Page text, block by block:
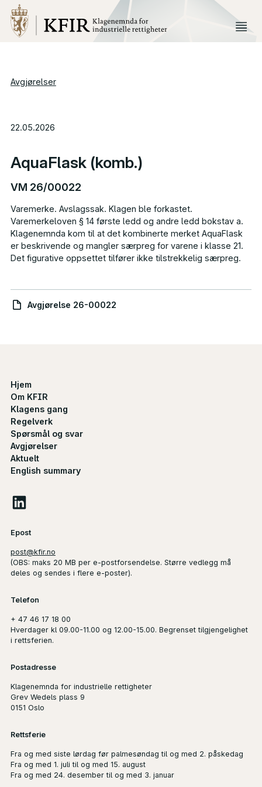
Avgjørelser
22.05.2026
AquaFlask (komb.)
VM 26/00022
Varemerke. Avslagssak. Klagen ble forkastet.
Varemerkeloven § 14 første ledd og andre ledd bokstav a.
Klagenemnda kom til at det kombinerte merket AquaFlask
er beskrivende og mangler særpreg for varene i klasse 21.
Det figurative oppsettet tilfører ikke tilstrekkelig særpreg.
Avgjørelse 26-00022
Hjem
Om KFIR
Klagens gang
Regelverk
Spørsmål og svar
Avgjørelser
Aktuelt
English summary
Epost
post@kfir.no
(OBS: maks 20 MB per e-postforsendelse. Større vedlegg må
deles og sendes i flere e-poster).
Telefon
+ 47 46 17 18 00
Hverdager kl 09.00-11.00 og 12.00-15.00. Begrenset tilgjengelighet
i rettsferien.
Postadresse
Klagenemnda for industrielle rettigheter
Grev Wedels plass 9
0151 Oslo
Rettsferie
Fra og med siste lørdag før palmesøndag til og med 2. påskedag
Fra og med 1. juli til og med 15. august
Fra og med 24. desember til og med 3. januar